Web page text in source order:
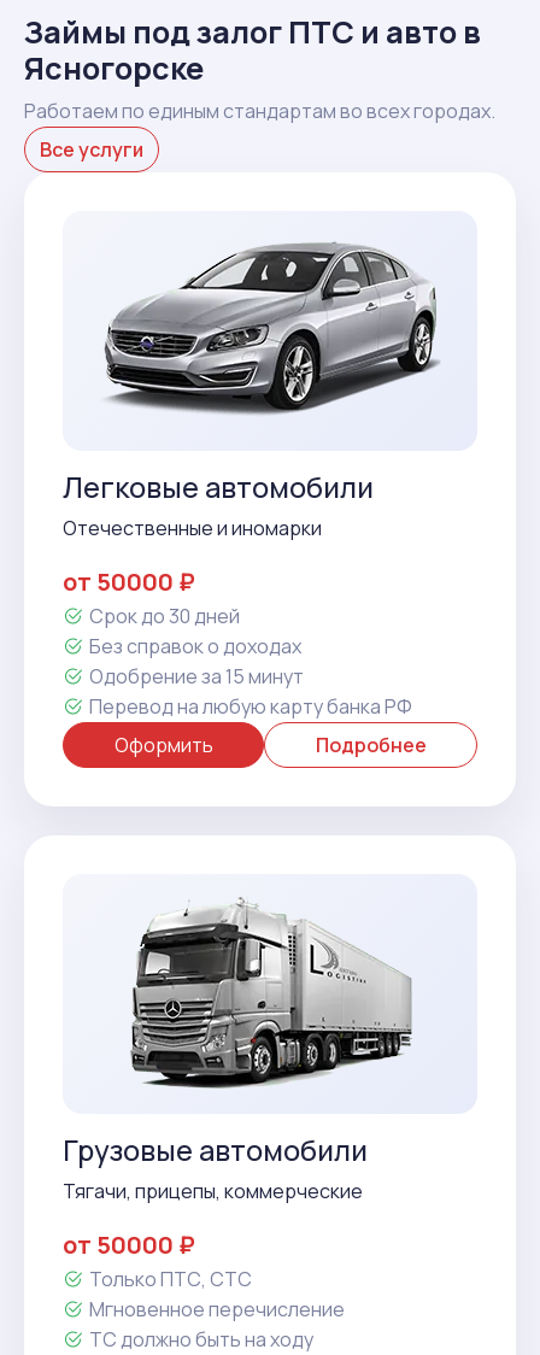
Займы под залог ПТС и авто в
Ясногорске
Работаем по единым стандартам во всех городах.
Все услуги
Легковые автомобили
Отечественные и иномарки
от 50000 ₽
Срок до 30 дней
Без справок о доходах
Одобрение за 15 минут
Перевод на любую карту банка РФ
Оформить
Подробнее
Грузовые автомобили
Тягачи, прицепы, коммерческие
от 50000 ₽
Только ПТС, СТС
Мгновенное перечисление
ТС должно быть на ходу